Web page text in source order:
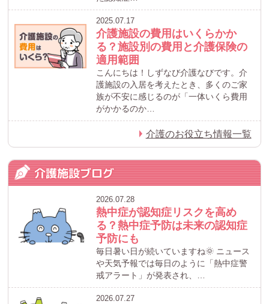
2025.07.17
介護施設の費用はいくらかか
る？施設別の費用と介護保険の
適用範囲
こんにちは！しずなび介護なびです。介
護施設の入居を考えたとき、多くのご家
族が不安に感じるのが「一体いくら費用
がかかるのか…
介護のお役立ち情報一覧
介護施設ブログ
2026.07.28
熱中症が認知症リスクを高め
る？熱中症予防は未来の認知症
予防にも
毎日暑い日が続いていますね🌞 ニュース
や天気予報では毎日のように「熱中症警
戒アラート」が発表され、…
2026.07.27